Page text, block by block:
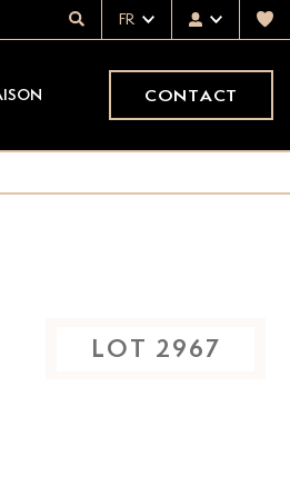
FR
CONTACT
LOT 2967